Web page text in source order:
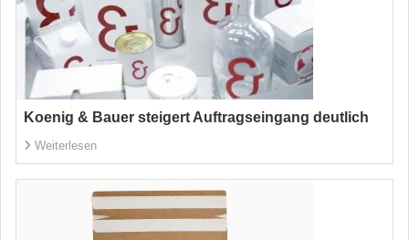
Koenig & Bauer steigert Auftragseingang deutlich
Weiterlesen